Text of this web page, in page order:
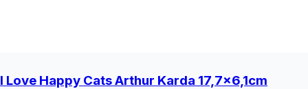
I Love Happy Cats Arthur Karda 17,7x6,1cm